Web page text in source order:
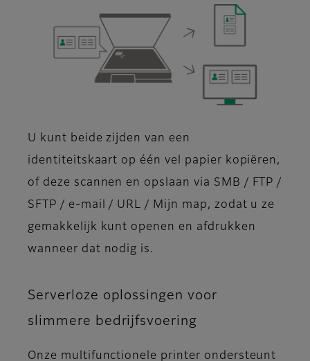
U kunt beide zijden van een
identiteitskaart op één vel papier kopiëren,
of deze scannen en opslaan via SMB / FTP /
SFTP / e-mail / URL / Mijn map, zodat u ze
gemakkelijk kunt openen en afdrukken
wanneer dat nodig is.
Serverloze oplossingen voor
slimmere bedrijfsvoering
Onze multifunctionele printer ondersteunt